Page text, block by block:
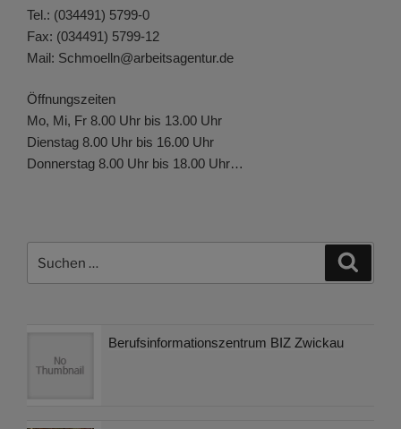
Tel.: (034491) 5799-0
Fax: (034491) 5799-12
Mail: Schmoelln@arbeitsagentur.de
Öffnungszeiten
Mo, Mi, Fr 8.00 Uhr bis 13.00 Uhr
Dienstag 8.00 Uhr bis 16.00 Uhr
Donnerstag 8.00 Uhr bis 18.00 Uhr…
nach:
Berufsinformationszentrum BIZ Zwickau